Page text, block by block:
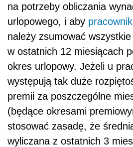
na potrzeby obliczania
urlopowego, i aby pracownik
należy zsumować
w ostatnich 12 miesiącach
okres urlopowy. Jeżeli u
występują tak duże
premii za poszczególne
(będące okresami
stosować zasadę, że
wyliczana z ostatnich 3